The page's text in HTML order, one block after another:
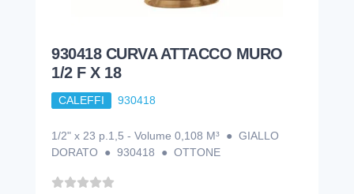
930418 CURVA ATTACCO MURO
1/2 F X 18
CALEFFI 930418
1/2" x 23 p.1,5 - Volume 0,108 M³ ● GIALLO
DORATO ● 930418 ● OTTONE